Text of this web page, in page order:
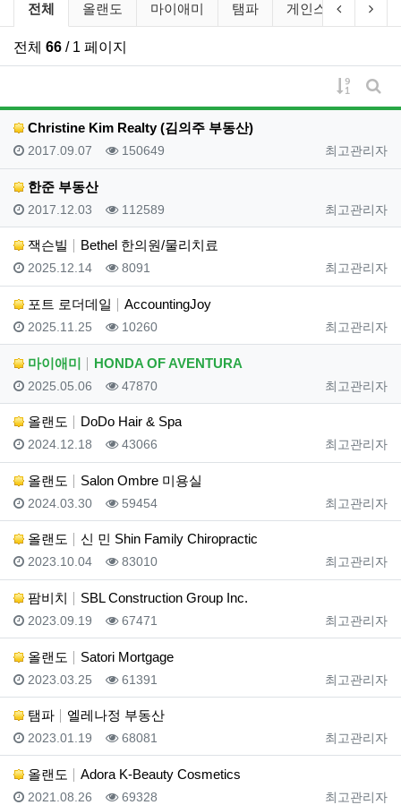
전체 올랜도 마이애미 탬파 게인스빌 레이
이전 분류
다
전체 66 / 1 페이지
게시물
게
Christine Kim Realty (김의주 부동산)
등록자
최고관리자
등록일
2017.09.07 조회
150649
한준 부동산
등록자
최고관리자
등록일
2017.12.03 조회
112589
잭슨빌 Bethel 한의원/물리치료
등록자
최고관리자
등록일
2025.12.14 조회
8091
포트 로더데일 AccountingJoy
등록자
최고관리자
등록일
2025.11.25 조회
10260
마이애미 HONDA OF AVENTURA
등록자
최고관리자
등록일
2025.05.06 조회
47870
올랜도 DoDo Hair & Spa
등록자
최고관리자
등록일
2024.12.18 조회
43066
올랜도 Salon Ombre 미용실
등록자
최고관리자
등록일
2024.03.30 조회
59454
올랜도 신 민 Shin Family Chiropractic
등록자
최고관리자
등록일
2023.10.04 조회
83010
팜비치 SBL Construction Group Inc.
등록자
최고관리자
등록일
2023.09.19 조회
67471
올랜도 Satori Mortgage
등록자
최고관리자
등록일
2023.03.25 조회
61391
탬파 엘레나정 부동산
등록자
최고관리자
등록일
2023.01.19 조회
68081
올랜도 Adora K-Beauty Cosmetics
등록자
최고관리자
등록일
2021.08.26 조회
69328